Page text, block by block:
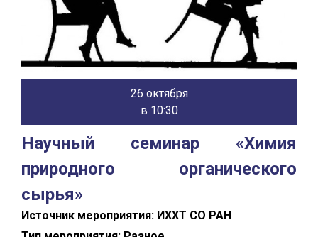
26 октября
в 10:30
Научный семинар «Химия
природного органического
сырья»
Источник мероприятия: ИХХТ СО РАН